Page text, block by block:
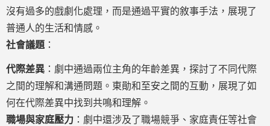
沒有過多的戲劇化處理，而是通過平實的敘事手法，展現了
普通人的生活和情感。
社會議題 ：
代際差異 ：劇中通過兩位主角的年齡差異，探討了不同代際
之間的理解和溝通問題。東勛和至安之間的互動，展現了如
何在代際差異中找到共鳴和理解。
職場與家庭壓力 ：劇中還涉及了職場競爭、家庭責任等社會